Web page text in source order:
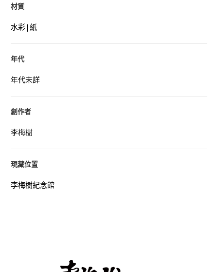
材質
水彩|紙
年代
年代未詳
創作者
李梅樹
現藏位置
李梅樹紀念館